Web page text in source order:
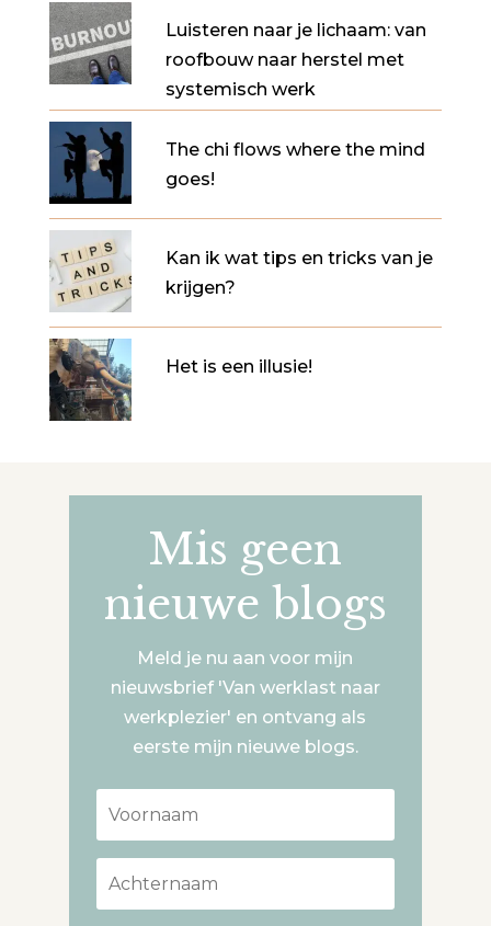
Luisteren naar je lichaam: van
roofbouw naar herstel met
systemisch werk
The chi flows where the mind
goes!
Kan ik wat tips en tricks van je
krijgen?
Het is een illusie!
Mis geen
nieuwe blogs
Meld je nu aan voor mijn
nieuwsbrief 'Van werklast naar
werkplezier' en ontvang als
eerste mijn nieuwe blogs.